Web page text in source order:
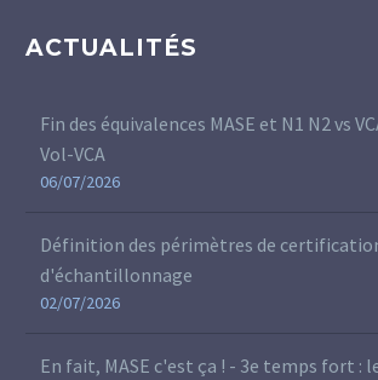
ACTUALITÉS
Fin des équivalences MASE et N1 N2 vs
Vol-VCA
06/07/2026
Définition des périmètres de
d'échantillonnage
02/07/2026
En fait, MASE c'est ça ! - 3e temps fort :